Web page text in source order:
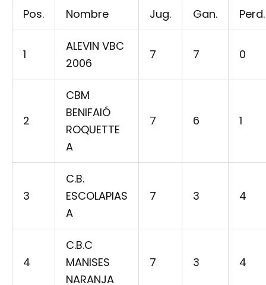
Pos. Nombre Jug. Gan. Perd.
1
ALEVIN VBC
2006
7 7 0
2
CBM
BENIFAIÓ
ROQUETTE
A
7 6 1
3
C.B.
ESCOLAPIAS
A
7 3 4
4
C.B.C
MANISES
NARANJA
7 3 4